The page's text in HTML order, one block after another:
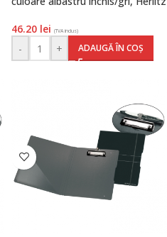
46.20 lei (TVA inclus)
- + ADAUGĂ ÎN COȘ